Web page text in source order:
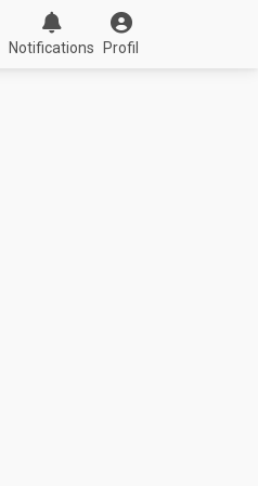
Notifications Profil